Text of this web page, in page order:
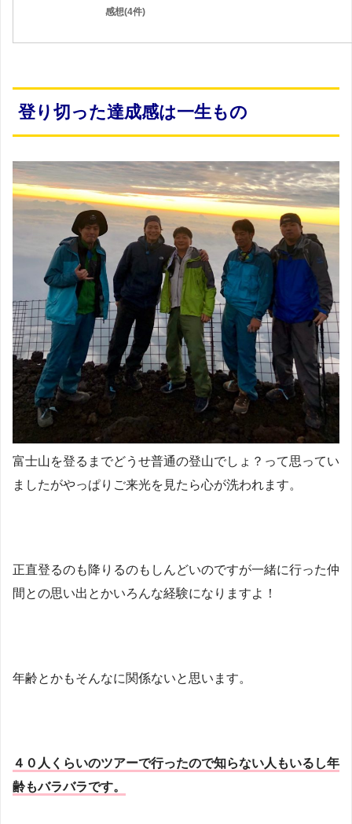
感想(4件)
登り切った達成感は一生もの
富士山を登るまでどうせ普通の登山でしょ？って思ってい
ましたがやっぱりご来光を見たら心が洗われます。
正直登るのも降りるのもしんどいのですが一緒に行った仲
間との思い出とかいろんな経験になりますよ！
年齢とかもそんなに関係ないと思います。
４０人くらいのツアーで行ったので知らない人もいるし年
齢もバラバラです。